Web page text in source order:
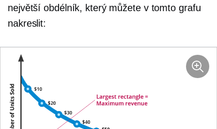
největší obdélník, který můžete v tomto grafu
nakreslit: